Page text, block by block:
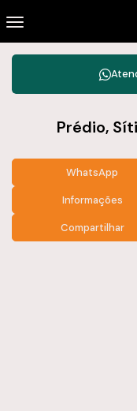
Prédio,
WhatsApp
Informações
Compartilhar